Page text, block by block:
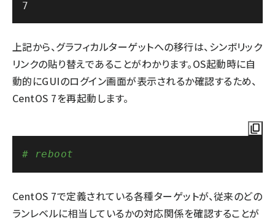
上記から、グラフィカルターゲットへの移行は、シンボリック
リンクの貼り替えであることがわかります。OS起動時に自
動的にGUIのログイン画面が表示されるか確認するため、
CentOS 7を再起動します。
# reboot
CentOS 7で定義されている各種ターゲットが、従来のどの
ランレベルに相当しているかの対応関係を確認することが